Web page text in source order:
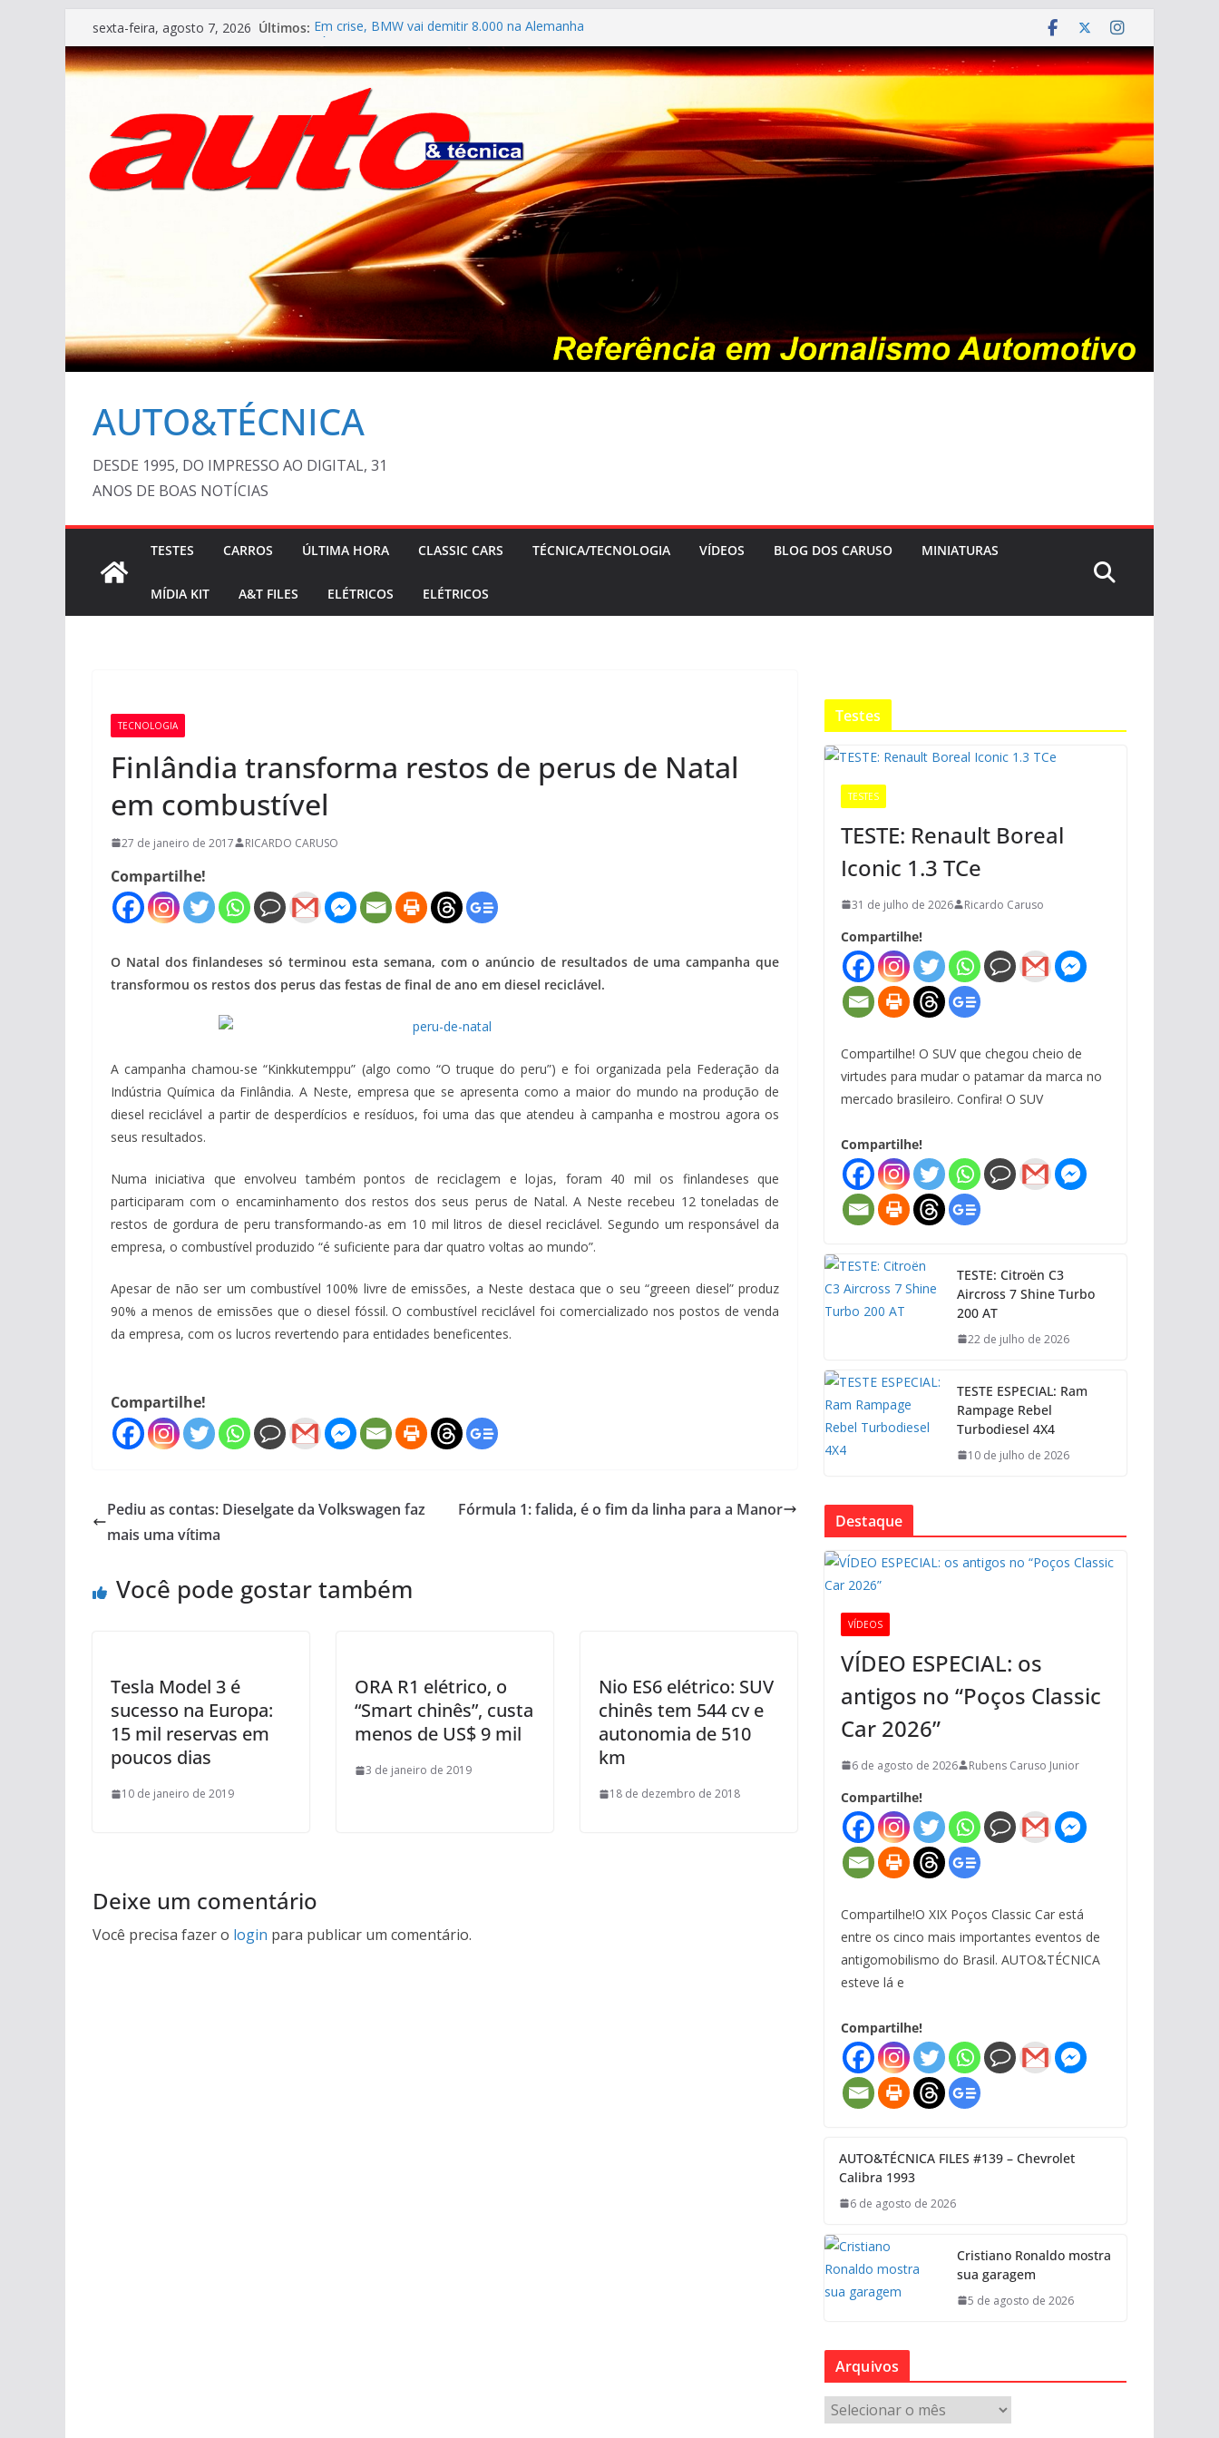
Pular
para
o
sexta-feira, agosto 7, 2026 Últimos: Em crise, BMW vai demitir 8.000 na Alemanha
VÍDEO ESPECIAL: os antigos no “Poços Classic Car 2026”
AUTO&TÉCNICA FILES #139 – Chevrolet Calibra 1993
Cristiano Ronaldo mostra sua garagem
Ferrari Luce 2026: esgotada em dois meses
AUTO&TÉCNICA
DESDE 1995, DO IMPRESSO AO DIGITAL, 31
ANOS DE BOAS NOTÍCIAS
TESTES CARROS ÚLTIMA HORA CLASSIC CARS TÉCNICA/TECNOLOGIA VÍDEOS BLOG DOS CARUSO MINIATURAS
MÍDIA KIT A&T FILES ELÉTRICOS ELÉTRICOS
TECNOLOGIA
Finlândia transforma restos de perus de Natal
em combustível
27 de janeiro de 2017 RICARDO CARUSO
Compartilhe!
O Natal dos finlandeses só terminou esta semana, com o anúncio de resultados de uma campanha que
transformou os restos dos perus das festas de final de ano em diesel reciclável.
A campanha chamou-se “Kinkkutemppu” (algo como “O truque do peru”) e foi organizada pela Federação da
Indústria Química da Finlândia. A Neste, empresa que se apresenta como a maior do mundo na produção de
diesel reciclável a partir de desperdícios e resíduos, foi uma das que atendeu à campanha e mostrou agora os
seus resultados.
Numa iniciativa que envolveu também pontos de reciclagem e lojas, foram 40 mil os finlandeses que
participaram com o encaminhamento dos restos dos seus perus de Natal. A Neste recebeu 12 toneladas de
restos de gordura de peru transformando-as em 10 mil litros de diesel reciclável. Segundo um responsável da
empresa, o combustível produzido “é suficiente para dar quatro voltas ao mundo”.
Apesar de não ser um combustível 100% livre de emissões, a Neste destaca que o seu “greeen diesel” produz
90% a menos de emissões que o diesel fóssil. O combustível reciclável foi comercializado nos postos de venda
da empresa, com os lucros revertendo para entidades beneficentes.
Compartilhe!
Pediu as contas: Dieselgate da Volkswagen faz
mais uma vítima
Fórmula 1: falida, é o fim da linha para a Manor
Você pode gostar também
Tesla Model 3 é
sucesso na Europa:
15 mil reservas em
poucos dias
10 de janeiro de 2019
ORA R1 elétrico, o
“Smart chinês”, custa
menos de US$ 9 mil
3 de janeiro de 2019
Nio ES6 elétrico: SUV
chinês tem 544 cv e
autonomia de 510
km
18 de dezembro de 2018
Deixe um comentário
Você precisa fazer o login para publicar um comentário.
Testes
TESTES
TESTE: Renault Boreal
Iconic 1.3 TCe
31 de julho de 2026 Ricardo Caruso
Compartilhe!
Compartilhe! O SUV que chegou cheio de
virtudes para mudar o patamar da marca no
mercado brasileiro. Confira! O SUV
Compartilhe!
TESTE: Citroën C3
Aircross 7 Shine Turbo
200 AT
22 de julho de 2026
TESTE ESPECIAL: Ram
Rampage Rebel
Turbodiesel 4X4
10 de julho de 2026
Destaque
VÍDEOS
VÍDEO ESPECIAL: os
antigos no “Poços Classic
Car 2026”
6 de agosto de 2026 Rubens Caruso Junior
Compartilhe!
Compartilhe!O XIX Poços Classic Car está
entre os cinco mais importantes eventos de
antigomobilismo do Brasil. AUTO&TÉCNICA
esteve lá e
Compartilhe!
AUTO&TÉCNICA FILES #139 – Chevrolet
Calibra 1993
6 de agosto de 2026
Cristiano Ronaldo mostra
sua garagem
5 de agosto de 2026
Arquivos
r